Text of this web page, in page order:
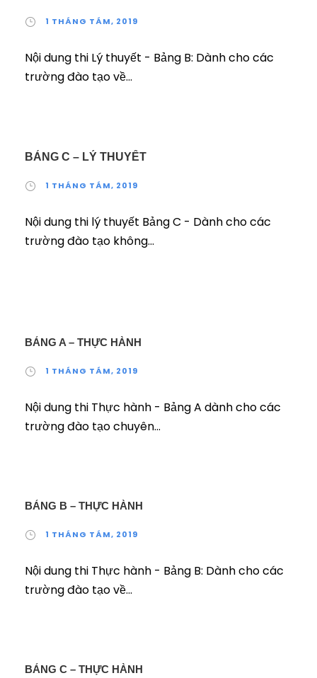
1 THÁNG TÁM, 2019
Nội dung thi Lý thuyết - Bảng B: Dành cho các
trường đào tạo về...
BẢNG C – LÝ THUYẾT
1 THÁNG TÁM, 2019
Nội dung thi lý thuyết Bảng C - Dành cho các
trường đào tạo không...
BẢNG A – THỰC HÀNH
1 THÁNG TÁM, 2019
Nội dung thi Thực hành - Bảng A dành cho các
trường đào tạo chuyên...
BẢNG B – THỰC HÀNH
1 THÁNG TÁM, 2019
Nội dung thi Thực hành - Bảng B: Dành cho các
trường đào tạo về...
BẢNG C – THỰC HÀNH